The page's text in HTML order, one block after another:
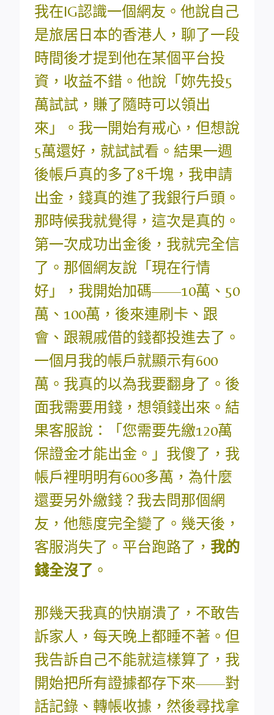
我在IG認識一個網友。他說自己
是旅居日本的香港人，聊了一段
時間後才提到他在某個平台投
資，收益不錯。他說「妳先投5
萬試試，賺了隨時可以領出
來」。我一開始有戒心，但想說
5萬還好，就試試看。結果一週
後帳戶真的多了8千塊，我申請
出金，錢真的進了我銀行戶頭。
那時候我就覺得，這次是真的。
第一次成功出金後，我就完全信
了。那個網友說「現在行情
好」，我開始加碼——10萬、50
萬、100萬，後來連刷卡、跟
會、跟親戚借的錢都投進去了。
一個月我的帳戶就顯示有600
萬。我真的以為我要翻身了。後
面我需要用錢，想領錢出來。結
果客服說：「您需要先繳120萬
保證金才能出金。」我傻了，我
帳戶裡明明有600多萬，為什麼
還要另外繳錢？我去問那個網
友，他態度完全變了。幾天後，
客服消失了。平台跑路了， 我的
錢全沒了 。
那幾天我真的快崩潰了，不敢告
訴家人，每天晚上都睡不著。但
我告訴自己不能就這樣算了，我
開始把所有證據都存下來——對
話記錄、轉帳收據，然後尋找拿